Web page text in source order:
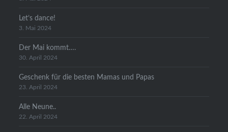
Let’s dance!
3. Mai 2024
Der Mai kommt….
30. April 2024
Geschenk für die besten Mamas und Papas
23. April 2024
Alle Neune..
22. April 2024